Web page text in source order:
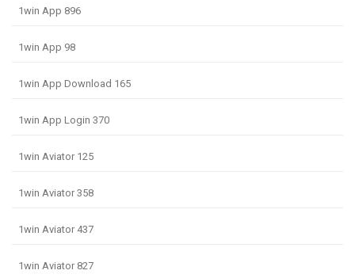
1win App 896
1win App 98
1win App Download 165
1win App Login 370
1win Aviator 125
1win Aviator 358
1win Aviator 437
1win Aviator 827